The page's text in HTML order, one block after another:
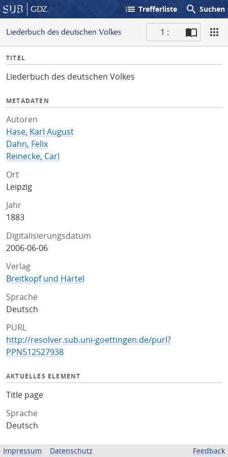
GDZ list Trefferliste search Suchen
Liederbuch des deutschen Volkes 1 :
I
f
TITEL
Liederbuch des deutschen Volkes
METADATEN
Autoren
Hase, Karl August
Dahn, Felix
Reinecke, Carl
Ort
Leipzig
Jahr
1883
Digitalisierungsdatum
2006-06-06
Verlag
Breitkopf und Härtel
Sprache
Deutsch
PURL
http://resolver.sub.uni-goettingen.de/purl?
PPN512527938
AKTUELLES ELEMENT
Title page
Sprache
Deutsch
ZUGEHÖRIGE QUELLEN
Impressum Datenschutz Feedback